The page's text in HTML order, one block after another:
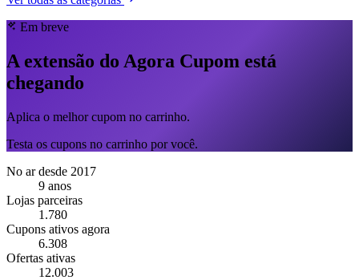
Em breve
A extensão do Agora Cupom está
chegando
Aplica o melhor cupom no carrinho.
Testa os cupons no carrinho por você.
No ar desde 2017
9 anos
Lojas parceiras
1.780
Cupons ativos agora
6.308
Ofertas ativas
12.003